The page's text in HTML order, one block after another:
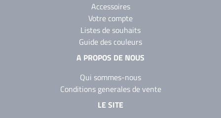
Accessoires
Votre compte
Listes de souhaits
Guide des couleurs
A PROPOS DE NOUS
Qui sommes-nous
Conditions generales de vente
LE SITE